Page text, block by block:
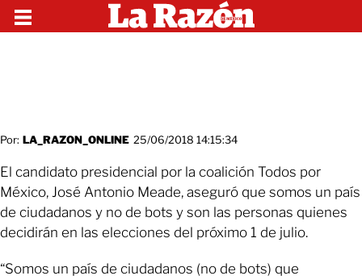
Por: LA_RAZON_ONLINE 25/06/2018 14:15:34
El candidato presidencial por la coalición Todos por
México, José Antonio Meade, aseguró que somos un país
de ciudadanos y no de bots y son las personas quienes
decidirán en las elecciones del próximo 1 de julio.
“Somos un país de ciudadanos (no de bots) que